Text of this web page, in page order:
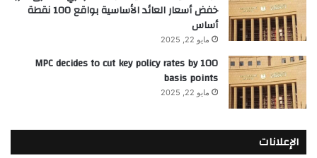
خفض أسعار العائد الأساسية بواقع 100 نقطة
أساس
مايو 22, 2025
MPC decides to cut key policy rates by 100
basis points
مايو 22, 2025
الإعلانات